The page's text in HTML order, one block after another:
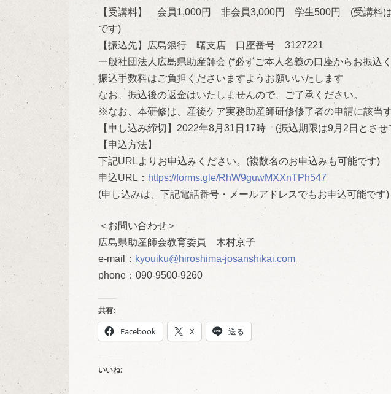
【受講料】 会員1,000円 非会員3,000円 学生500円 (受講料は
です)
【振込先】広島銀行 曙支店 口座番号 3127221
一般社団法人広島県助産師会 (*必ずご本人名義の口座からお振込
振込手数料はご負担くださいますようお願いいたします
なお、振込後の返金はいたしませんので、ご了承ください。
※なお、本研修は、産後ケア実務助産師研修修了者の申請に該当
【申し込み締切】2022年8月31日17時 (振込期限は9月2日とさせ
【申込方法】
下記URLよりお申込みください。(複数名のお申込みも可能です)
申込URL： https://forms.gle/RhW9guwMXXnTPh547
(申し込みは、下記電話番号・メールアドレスでもお申込可能です)
＜お問い合わせ＞
広島県助産師会教育委員 木村京子
e-mail： kyouiku@hiroshima-josanshikai.com
phone：090-9500-9260
共有:
Facebook X 送る
いいね: